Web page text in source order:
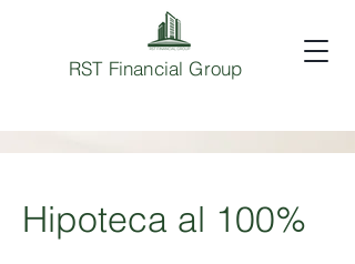
RST Financial Group
Hipoteca al 100%